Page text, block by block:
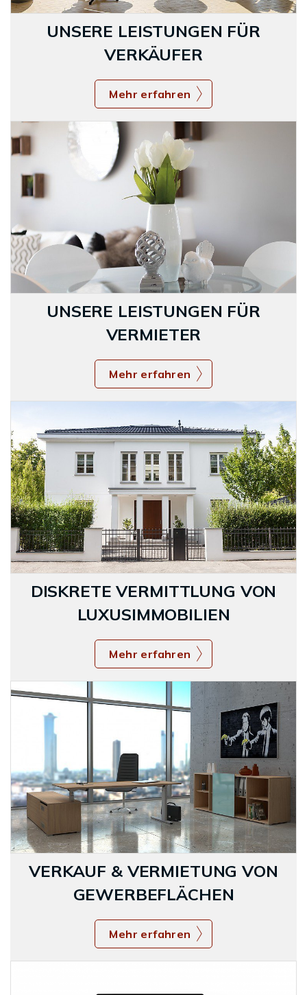
UNSERE LEISTUNGEN FÜR
VERKÄUFER
Mehr erfahren
UNSERE LEISTUNGEN FÜR
VERMIETER
Mehr erfahren
DISKRETE VERMITTLUNG VON
LUXUSIMMOBILIEN
Mehr erfahren
VERKAUF & VERMIETUNG VON
GEWERBEFLÄCHEN
Mehr erfahren